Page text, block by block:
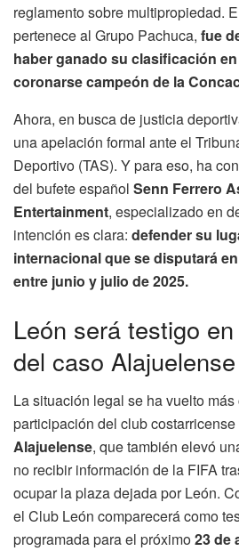
reglamento sobre multipropiedad.
pertenece al Grupo Pachuca, fue
haber ganado su clasificación
coronarse campeón de la
Ahora, en busca de justicia
una apelación formal ante el
Deportivo (TAS). Y para eso, ha
del bufete español Senn Ferrero
Entertainment, especializado en
intención es clara: defender su
internacional que se disputará
entre junio y julio de 2025.
León será testigo
del caso
La situación legal se ha vuelto
participación del club costarricense
Alajuelense, que también elevó
no recibir información de la FIFA
ocupar la plaza dejada por León.
el Club León comparecerá como
programada para el próximo23 de